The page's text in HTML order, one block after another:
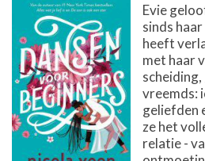
Evie
sinds
heeft
met haar
vreemds:
geliefden
ze het
relatie -